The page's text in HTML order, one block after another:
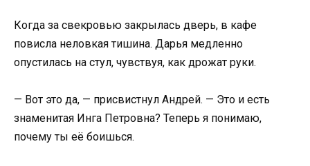
Когда за свекровью закрылась дверь, в кафе
повисла неловкая тишина. Дарья медленно
опустилась на стул, чувствуя, как дрожат руки.
— Вот это да, — присвистнул Андрей. — Это и есть
знаменитая Инга Петровна? Теперь я понимаю,
почему ты её боишься.